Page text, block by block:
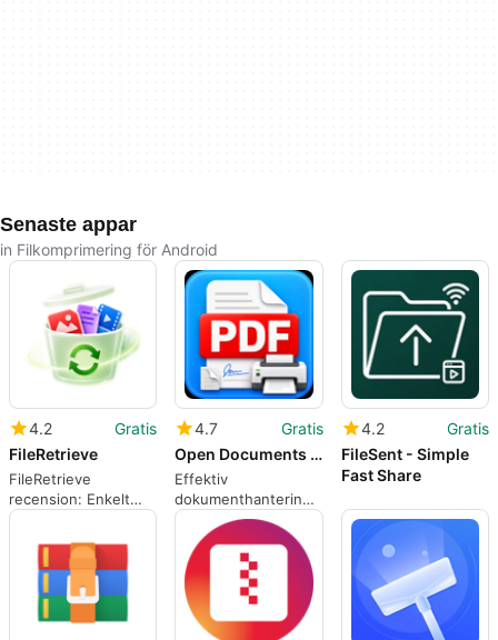
Senaste appar
in Filkomprimering för Android
4.2
Gratis
FileRetrieve
FileRetrieve
recension: Enkelt
Android-verktyg för
att återhämta
raderad media
4.7
Gratis
Open Documents Easily
Effektiv
dokumenthantering
på Android
4.2
Gratis
FileSent - Simple
Fast Share